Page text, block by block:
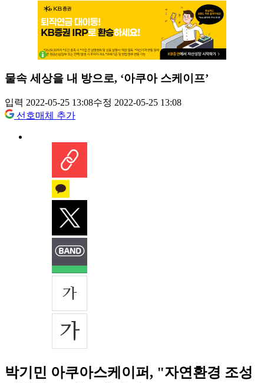
물속 세상을 내 방으로, ‘아쿠아 스케이프’
입력 2022-05-25 13:08수정 2022-05-25 13:08
선호매체 추가
박기민 아쿠아스케이퍼, "자연환경 조성